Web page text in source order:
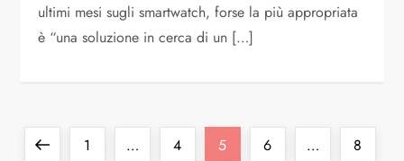
ultimi mesi sugli smartwatch, forse la più appropriata
è “una soluzione in cerca di un […]
1 … 4 5 6 … 8